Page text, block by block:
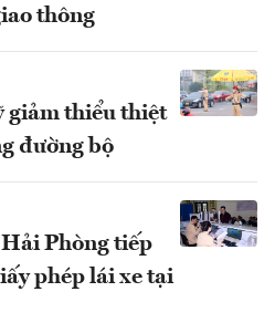
thông
giảm thiểu thiệt
đường bộ
Phòng tiếp
phép lái xe tại